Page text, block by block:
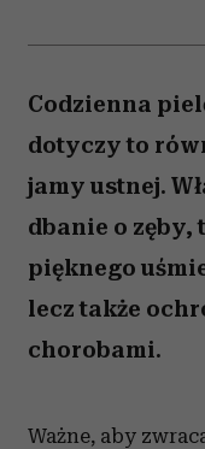
Codzienna
dotyczy to
jamy ustnej.
dbanie o
pięknego
lecz także
chorobami.
Ważne, aby